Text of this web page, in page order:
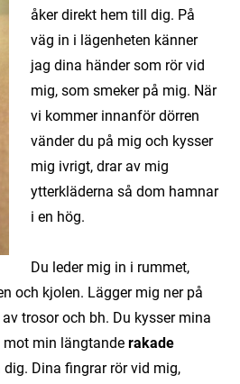
åker direkt hem till dig. På
väg in i lägenheten känner
jag dina händer som rör vid
mig, som smeker på mig. När
vi kommer innanför dörren
vänder du på mig och kysser
mig ivrigt, drar av mig
ytterkläderna så dom hamnar
i en hög.
Du leder mig in i rummet,
och kjolen. Lägger mig ner på
trosor och bh. Du kysser mina
mot min längtande rakade
dig. Dina fingrar rör vid mig,